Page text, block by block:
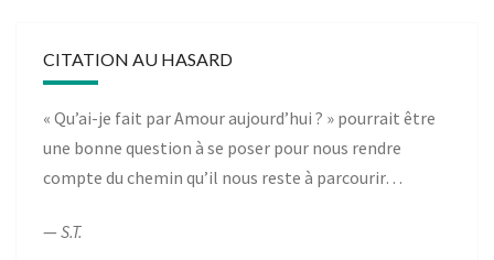
CITATION AU HASARD
« Qu’ai-je fait par Amour aujourd’hui ? » pourrait être
une bonne question à se poser pour nous rendre
compte du chemin qu’il nous reste à parcourir…
— S.T.